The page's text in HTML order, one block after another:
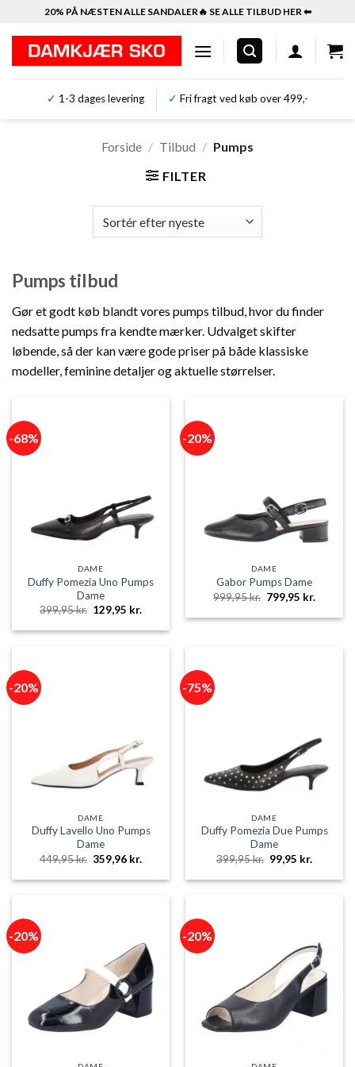
indhold
20% PÅ NÆSTEN ALLE SANDALER🔥 SE ALLE TILBUD HER ⬅︎
✓ 1-3 dages levering ✓ Fri fragt ved køb over 499,-
Forside / Tilbud / Pumps
FILTER
Pumps tilbud
Gør et godt køb blandt vores pumps tilbud, hvor du finder
nedsatte pumps fra kendte mærker. Udvalget skifter
løbende, så der kan være gode priser på både klassiske
modeller, feminine detaljer og aktuelle størrelser.
-68%
DAME
Duffy Pomezia Uno Pumps
Dame
399,95kr. Den
oprindelige
pris
129,95 kr.
pris
129,95 kr..
-20%
DAME
Gabor Pumps Dame
999,95kr. Den
oprindelige
pris
799,95 kr.
pris
-20%
DAME
Duffy Lavello Uno Pumps
Dame
449,95kr. Den
oprindelige
pris
359,96 kr.
pris
-75%
DAME
Duffy Pomezia Due Pumps
Dame
399,95kr. Den
oprindelige
pris
99,95 kr.
pris
-20% -20%